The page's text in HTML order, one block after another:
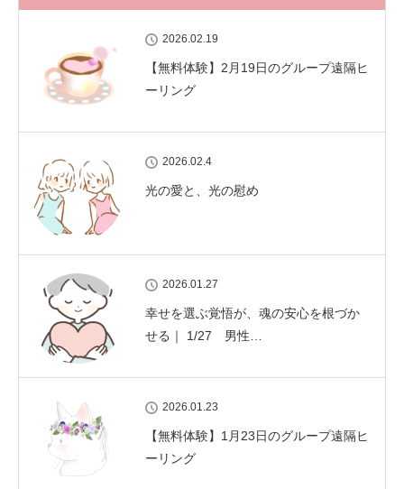
2026.02.19
【無料体験】2月19日のグループ遠隔ヒ
ーリング
2026.02.4
光の愛と、光の慰め
2026.01.27
幸せを選ぶ覚悟が、魂の安心を根づか
せる｜ 1/27 男性…
2026.01.23
【無料体験】1月23日のグループ遠隔ヒ
ーリング